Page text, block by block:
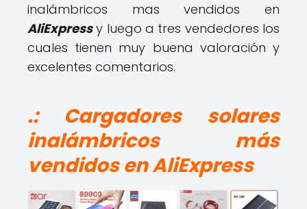
inalámbricos mas vendidos en
AliExpressy luego a tres vendedores los
cuales tienen muy buena valoración y
excelentes comentarios.
.: Cargadores solares
inalámbricos más
vendidos en AliExpress